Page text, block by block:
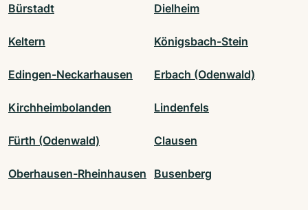
Bürstadt Dielheim
Keltern Königsbach-Stein
Edingen-Neckarhausen Erbach (Odenwald)
Kirchheimbolanden Lindenfels
Fürth (Odenwald) Clausen
Oberhausen-Rheinhausen Busenberg